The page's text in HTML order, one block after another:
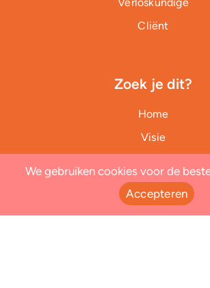
Zoek je dit?
Home
Visie
Nieuws
De KLIM
Cliënt
We gebruiken cookies voor de
Accepteren